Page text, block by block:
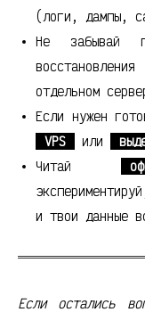
(логи, дампы,
Не забывай
отдельном
Если нужен
VPS
или
Читай
и твои данные
Если остались